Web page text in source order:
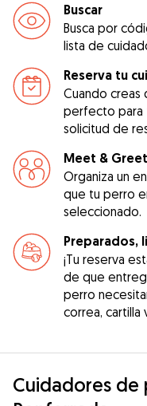
Buscar
Busca por
lista de
Reserva tu
Cuando creas
perfecto para
solicitud de
Meet & Greet
Organiza un
que tu perro
seleccionado.
Preparados,
¡Tu reserva
de que
perro
correa, cartilla
Cuidadores de